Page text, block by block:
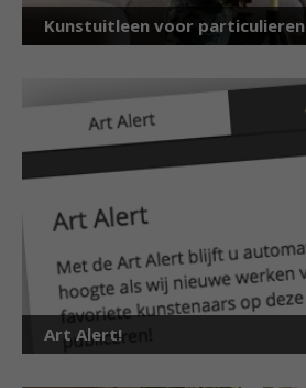
Kunstuitleen voor particulieren
Art Alert!